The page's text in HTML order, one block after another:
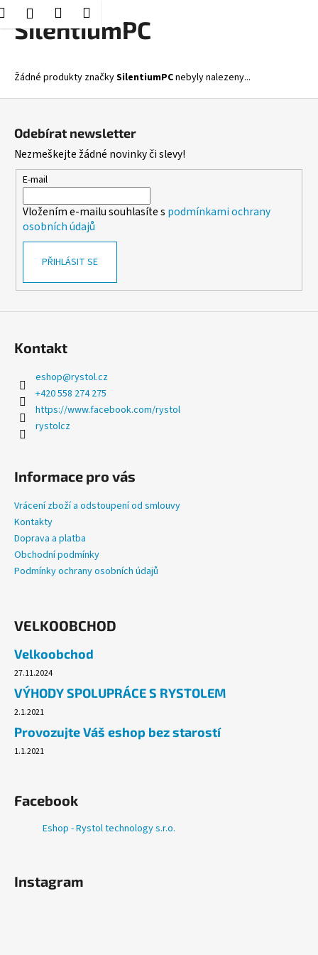
Přejít
HledatPřihlášení
Nákupní
košík
Menu
SilentiumPC
Žádné produkty značkySilentiumPCnebyly nalezeny...
K
o
Zpět
Zpět
C
o
o
t
ř
e
b
u
n
j
t
?
HLEDAT
D
o
p
u
u
j
e
m
e
ALOBAL
8M
Odebírat newsletter
Nezmeškejte žádné novinky či slevy!
E-mail
Vložením e-mailu souhlasíte s podmínkami ochrany
osobních údajů
PŘIHLÁSIT SE
Kontakt
eshop@rystol.cz
+420 558 274 275
https://www.facebook.com/rystol
rystolcz
Informace pro vás
Vrácení zboží a odstoupení od smlouvy
Kontakty
Doprava a platba
Obchodní podmínky
Podmínky ochrany osobních údajů
VELKOOBCHOD
Velkoobchod
27.11.2024
VÝHODY SPOLUPRÁCE S RYSTOLEM
2.1.2021
Provozujte Váš eshop bez starostí
1.1.2021
Facebook
Eshop - Rystol technology s.r.o.
Instagram